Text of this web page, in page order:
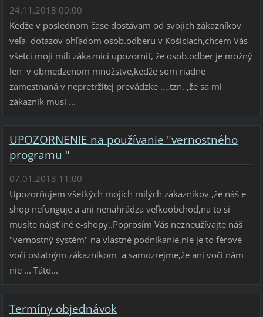
24.11.2018 00:00
Kedže v poslednom čase dostávam od svojich zákazníkov
veľa dotazov ohľadom osob.odberu v Košiciach,chcem Vás
všetci moji milí zákazníci upozorniť, že osob.odber je možný
len v obmedzenom množstve,kedže som riadne
zamestnaná v nepretržitej prevádzke ...,tzn. ,že sa mi
zákazník musí ...
UPOZORNENIE na používanie "vernostného
programu "
07.01.2013 11:00
Upozorňujem všetkých mojich milých zákazníkov ,že náš e-
shop nefunguje a ani nenahrádza veľkoobchod,na to si
musíte nájsť iné e-shopy..Poprosím Vás nezneužívajte náš
"vernostný systém" na vlastné podnikanie,nie je to férové
voči ostatným zákazníkom a samozrejme,že ani voči nám
nie ... Táto...
Termíny objednávok